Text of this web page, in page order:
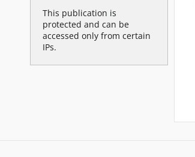
This publication is
protected and can be
accessed only from certain
IPs.